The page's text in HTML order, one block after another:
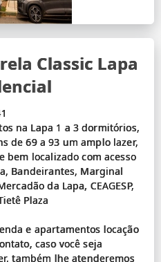
Classic Lapa
na Lapa 1 a 3 dormitórios,
de 69 a 93 um amplo lazer,
bem localizado com acesso
Bandeirantes, Marginal
da Lapa, CEAGESP,
Plaza
e apartamentos locação
caso você seja
também lhe atenderemos